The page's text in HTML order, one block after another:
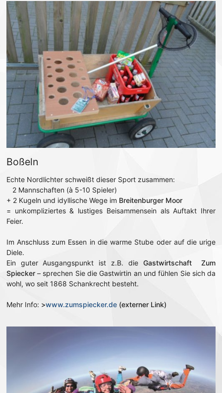
Boßeln
Echte Nordlichter schweißt dieser Sport zusammen:
2 Mannschaften (à 5-10 Spieler)
+ 2 Kugeln und idyllische Wege im Breitenburger Moor
= unkompliziertes & lustiges Beisammensein als Auftakt Ihrer
Feier.
Im Anschluss zum Essen in die warme Stube oder auf die urige
Diele.
Ein guter Ausgangspunkt ist z.B. die Gastwirtschaft Zum
Spiecker– sprechen Sie die Gastwirtin an und fühlen Sie sich da
wohl, wo seit 1868 Schankrecht besteht.
Mehr Info: >www.zumspiecker.de(externer Link)